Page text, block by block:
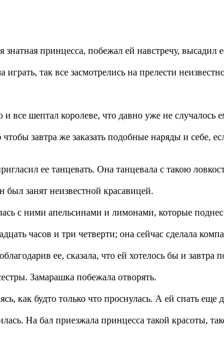
принцесса, побежал ей навстречу, высадил
так все засмотрелись на прелести
все шептал королеве, что давно уже не
завтра же заказать подобные наряды и себе,
ее танцевать. Она танцевала с такою
занят неизвестной красавицей.
с ними апельсинами и лимонами, которые
часов и три четверти; она сейчас сделала
ее, сказала, что ей хотелось бы и завтра
Замарашка побежала отворять.
как будто только что проснулась. А ей спать еще
На бал приезжала принцесса такой красоты,